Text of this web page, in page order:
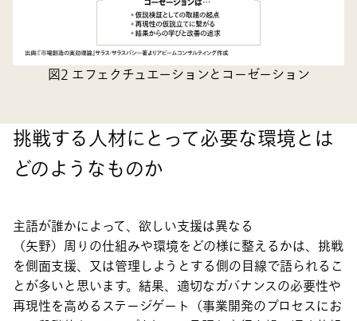
図2 エフェクチュエーションとコーゼーション
挑戦する人材にとって必要な環境とは
どのようなものか
主語が誰かによって、欲しい支援は異なる
（矢野）周りの仕組みや環境をどの様に整えるかは、挑戦
を側面支援、又は管理しようとする側の目線で語られるこ
とが多いと思います。結果、適切なガバナンスの必要性や
再現性を高めるステージゲート（事業開発のプロセスにお